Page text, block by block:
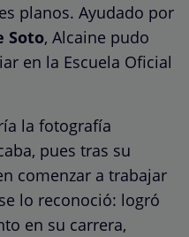
planos. Ayudado por
Soto, Alcaine pudo
en la Escuela Oficial
la fotografía
pues tras su
comenzar a trabajar
lo reconoció: logró
en su carrera,